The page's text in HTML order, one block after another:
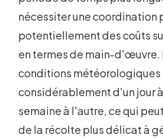
nécessiter une coordination
potentiellement des coûts
en termes de main-d'œuvre.
conditions météorologiques
considérablement d'un jour
semaine à l'autre, ce qui
de la récolte plus délicat à